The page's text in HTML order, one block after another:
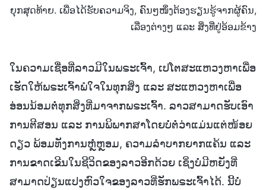
ຍຸກສຸດທ້າຍ. ເພື່ອໄດ້ຮັບຄວາມຈິງ, ຄົນໆໜຶ່ງຕ້ອງຮຽນຮູ້ຈາກຜູ້ຄົນ,
ເລື່ອງຕ່າງໆ ແລະ ສິ່ງທີ່ຢູ່ອ້ອມຂ້າງ
ໃນຄວາມເຊື່ອທີ່ລາວມີໃນພຣະເຈົ້າ, ເປໂຕສະແຫວງຫາເພື່ອ
ເຮັດໃຫ້ພຣະເຈົ້າພໍໃຈໃນທຸກສິ່ງ ແລະ ສະແຫວງຫາເພື່ອ
ອ່ອນນ້ອມຕໍ່ທຸກສິ່ງທີ່ມາຈາກພຣະເຈົ້າ. ລາວສາມາດຮັບເອົາ
ການຕີສອນ ແລະ ການພິພາກສາໂດຍບໍ່ຕໍ່ວ່າແມ່ນແຕ່ໜ້ອຍ
ດຽວ ພ້ອມທັງການຫຼໍ່ຫຼອມ, ຄວາມລຳບາກຍາກແຄ້ນ ແລະ
ການຂາດເຂີນໃນຊີວິດຂອງລາວອີກດ້ວຍ ເຊິ່ງບໍ່ມີຫຍັງທີ່
ສາມາດປ່ຽນແປງຫົວໃຈຂອງລາວທີ່ຮັກພຣະເຈົ້າໄດ້. ນີ້ບໍ່